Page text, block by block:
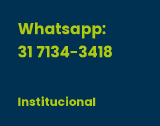
Whatsapp:
31 7134-3418
Institucional